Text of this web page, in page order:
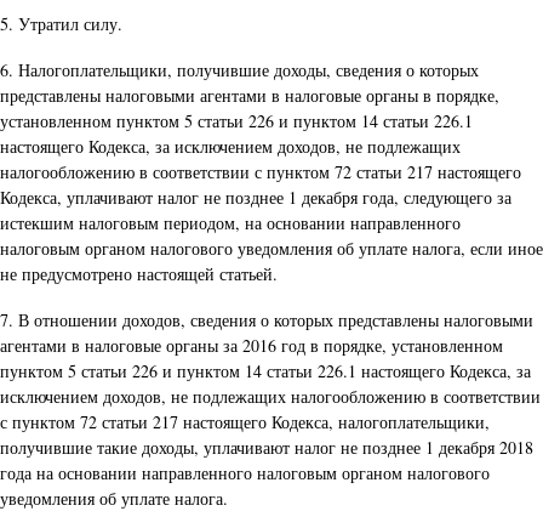
5. Утратил силу.
6. Налогоплательщики, получившие доходы, сведения о которых
представлены налоговыми агентами в налоговые органы в порядке,
установленном пунктом 5 статьи 226 и пунктом 14 статьи 226.1
настоящего Кодекса, за исключением доходов, не подлежащих
налогообложению в соответствии с пунктом 72 статьи 217 настоящего
Кодекса, уплачивают налог не позднее 1 декабря года, следующего за
истекшим налоговым периодом, на основании направленного
налоговым органом налогового уведомления об уплате налога, если иное
не предусмотрено настоящей статьей.
7. В отношении доходов, сведения о которых представлены налоговыми
агентами в налоговые органы за 2016 год в порядке, установленном
пунктом 5 статьи 226 и пунктом 14 статьи 226.1 настоящего Кодекса, за
исключением доходов, не подлежащих налогообложению в соответствии
с пунктом 72 статьи 217 настоящего Кодекса, налогоплательщики,
получившие такие доходы, уплачивают налог не позднее 1 декабря 2018
года на основании направленного налоговым органом налогового
уведомления об уплате налога.